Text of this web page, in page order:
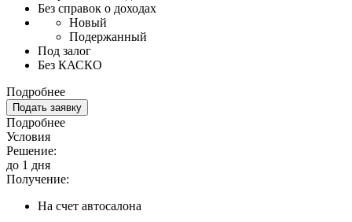
Без справок о доходах
Новый
Подержанный
Под залог
Без КАСКО
Подробнее
Подать заявку
Подробнее
Условия
Решение:
до 1 дня
Получение:
На счет автосалона